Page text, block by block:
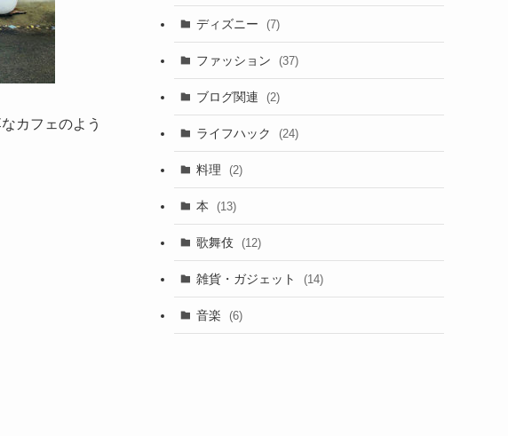
カフェのよう
ディズニー (7)
ファッション (37)
ブログ関連 (2)
ライフハック (24)
料理 (2)
本 (13)
歌舞伎 (12)
雑貨・ガジェット (14)
音楽 (6)